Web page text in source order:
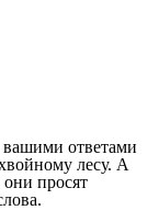
ответами
лесу. А
просят